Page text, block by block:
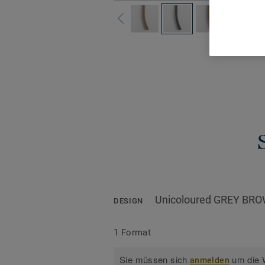
DESIGN Unicoloured GREY
1 Format
Sie müssen sichanmelden um die